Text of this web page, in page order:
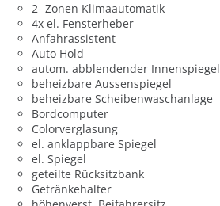
2- Zonen Klimaautomatik
4x el. Fensterheber
Anfahrassistent
Auto Hold
autom. abblendender Innenspiegel
beheizbare Aussenspiegel
beheizbare Scheibenwaschanlage
Bordcomputer
Colorverglasung
el. anklappbare Spiegel
el. Spiegel
geteilte Rücksitzbank
Getränkehalter